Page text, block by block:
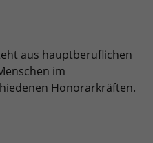
aus hauptberuflichen
im
Honorarkräften.